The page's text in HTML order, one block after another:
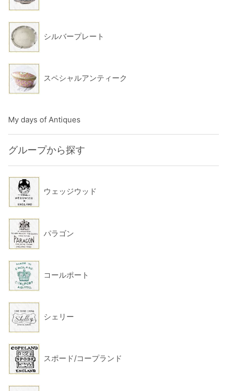
シルバープレート
スペシャルアンティーク
My days of Antiques
グループから探す
ウェッジウッド
パラゴン
コールポート
シェリー
スポード/コープランド